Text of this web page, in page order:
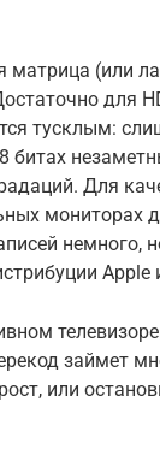
(или
для
тусклым:
битах
Для
мониторах
немного,
Apple
займет
или